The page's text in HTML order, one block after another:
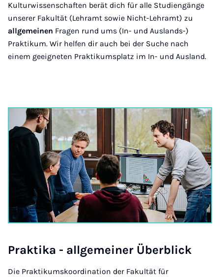
Kulturwissenschaften berät dich für alle Studiengänge
unserer Fakultät (Lehramt sowie Nicht-Lehramt) zu
allgemeinen Fragen rund ums (In- und Auslands-)
Praktikum. Wir helfen dir auch bei der Suche nach
einem geeigneten Praktikumsplatz im In- und Ausland.
Prak­ti­ka - all­ge­mei­ner Über­blick
Die Praktikumskoordination der Fakultät für